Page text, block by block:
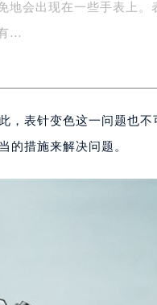
地会出现在一些手表上。
…
，表针变色这一问题也
的措施来解决问题。